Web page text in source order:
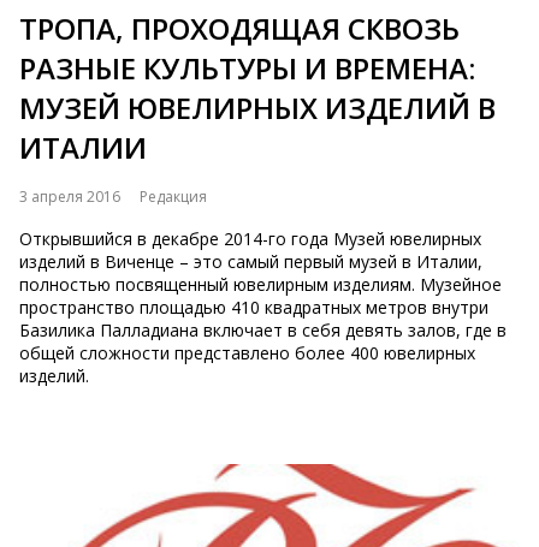
ТРОПА, ПРОХОДЯЩАЯ СКВОЗЬ
РАЗНЫЕ КУЛЬТУРЫ И ВРЕМЕНА:
МУЗЕЙ ЮВЕЛИРНЫХ ИЗДЕЛИЙ В
ИТАЛИИ
3 апреля 2016 Редакция
Открывшийся в декабре 2014-го года Музей ювелирных
изделий в Виченце – это самый первый музей в Италии,
полностью посвященный ювелирным изделиям. Музейное
пространство площадью 410 квадратных метров внутри
Базилика Палладиана включает в себя девять залов, где в
общей сложности представлено более 400 ювелирных
изделий.